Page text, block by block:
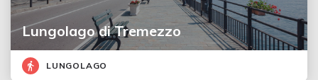
Lungolago di Tremezzo
LUNGOLAGO